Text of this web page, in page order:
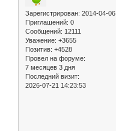
Зарегистрирован: 2014-04-06
Приглашений: 0
Сообщений: 12111
Уважение: +3655
Позитив: +4528
Провел на форуме:
7 месяцев 3 дня
Последний визит:
2026-07-21 14:23:53